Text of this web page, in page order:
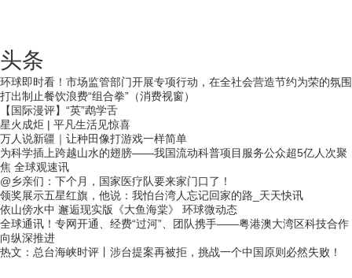
头条
环球即时看！市场监管部门开展专项行动，在全社会营造节约为荣的氛围
打出制止餐饮浪费“组合拳”（消费视窗）
【国际漫评】“英”鹉学舌
星火成炬 | 平凡生活见惊喜
万人说新疆｜让种田像打游戏一样简单
为科学插上跨越山水的翅膀——我国流动科普项目服务公众超5亿人次聚
焦 全球观速讯
@乡亲们：下个月，国家医疗队要来家门口了！
领奖展示五星红旗，他说：我怕台湾人忘记回家的路_天天快讯
依山傍水中 邂逅现实版《大鱼海棠》 环球微动态
全球通讯！专网开通、经费“过河”、团队携手——粤港澳大湾区科技合作
向纵深推进
热文：总台海峡时评丨涉台提案再被拒，挑战一个中国原则必然失败！